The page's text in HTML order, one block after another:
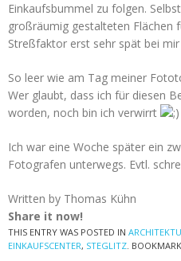
Einkaufsbummel zu folgen.
großräumig gestalteten Flächen
Streßfaktor erst sehr spät bei mir
So leer wie am Tag meiner
Wer glaubt, dass ich für diesen
worden, noch bin ich verwirrt
Ich war eine Woche später ein
Fotografen unterwegs. Evtl.
Written by Thomas Kühn
Share it now!
THIS ENTRY WAS POSTED IN
EINKAUFSCENTER, STEGLITZ.